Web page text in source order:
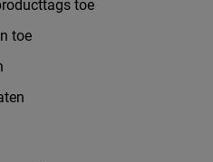
toe
toe